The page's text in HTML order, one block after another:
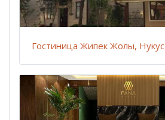
Гостиница Жипек Жолы, Нукус